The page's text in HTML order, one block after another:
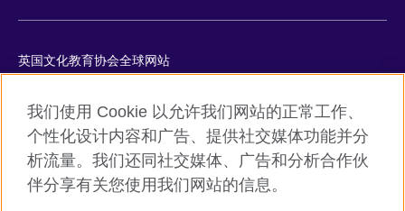
英国文化教育协会全球网站
Cookie
网站地图
ICP number: 京ICP备10044692号-8
京公网安备11010502045859号
我们使用 Cookie 以允许我们网站的正常工作、
个性化设计内容和广告、提供社交媒体功能并分
析流量。我们还同社交媒体、广告和分析合作伙
伴分享有关您使用我们网站的信息。